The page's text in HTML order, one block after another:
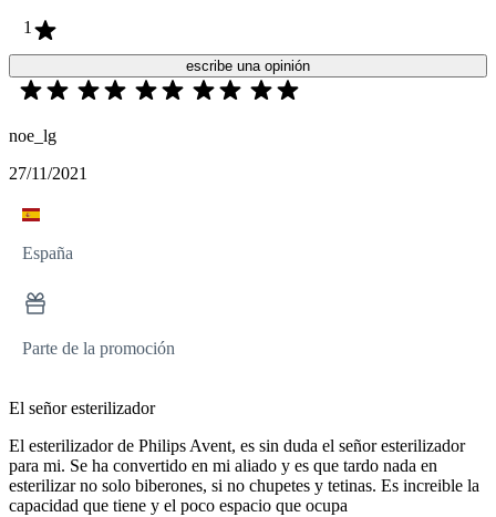
1
escribe una opinión
noe_lg
27/11/2021
España
Parte de la promoción
El señor esterilizador
El esterilizador de Philips Avent, es sin duda el señor esterilizador
para mi. Se ha convertido en mi aliado y es que tardo nada en
esterilizar no solo biberones, si no chupetes y tetinas. Es increible la
capacidad que tiene y el poco espacio que ocupa